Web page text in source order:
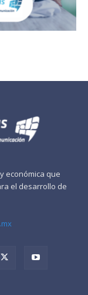
económica que
el desarrollo de